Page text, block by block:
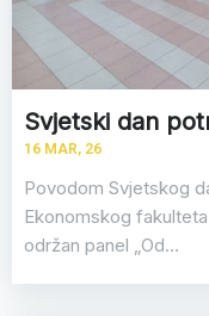
Svjetski dan
16 MAR, 26
Povodom Svjetskog
Ekonomskog
održan panel „Od…